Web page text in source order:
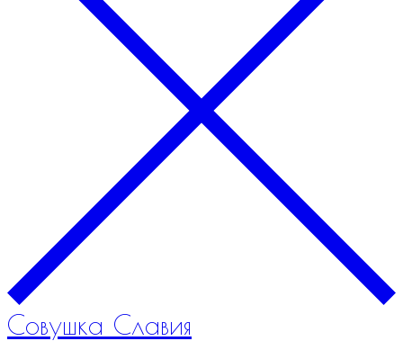
Совушка Славия